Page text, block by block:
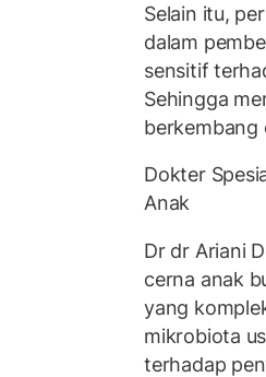
Selain itu,
dalam
sensitif
Sehingga
berkembang
Dokter
Anak
Dr dr Ariani
cerna anak
yang
mikrobiota
terhadap